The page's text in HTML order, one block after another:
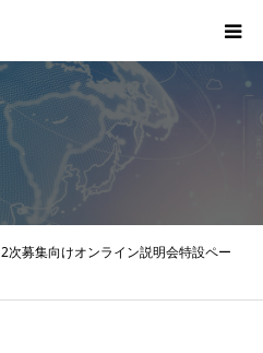
2次募集向けオンライン説明会特設ペー